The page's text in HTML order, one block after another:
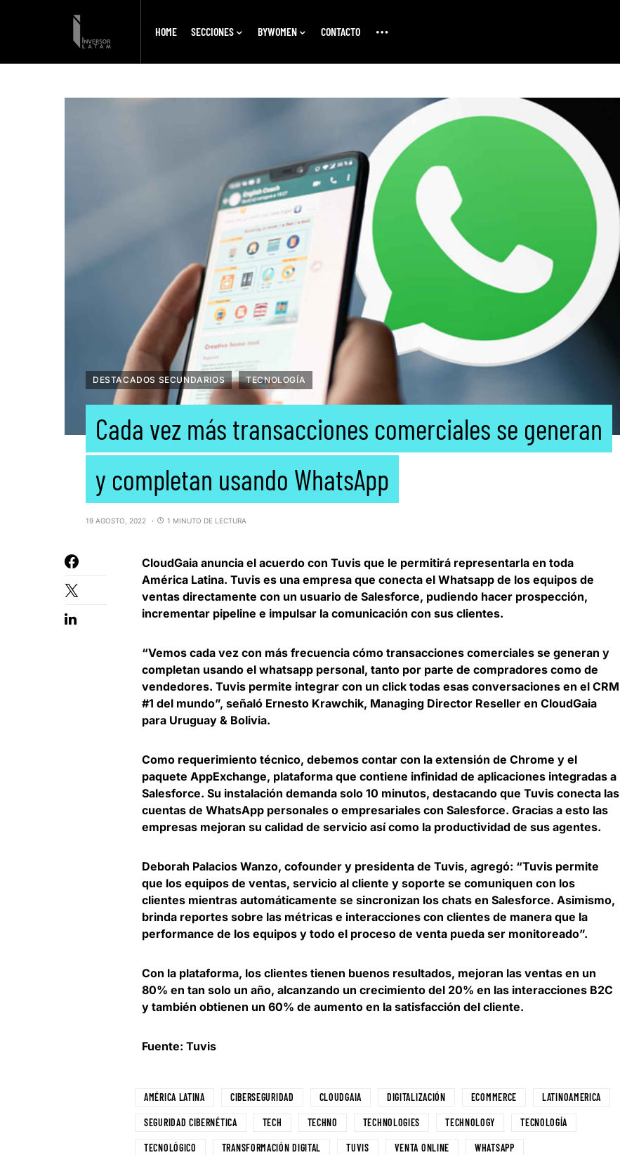
HOME SECCIONES BYWOMEN CONTACTO
DESTACADOS SECUNDARIOS TECNOLOGÍA
Cada vez más transacciones comerciales se generan
y completan usando WhatsApp
19 AGOSTO, 2022 1 MINUTO DE LECTURA
CloudGaia anuncia el acuerdo con Tuvis que le permitirá representarla en toda
América Latina. Tuvis es una empresa que conecta el Whatsapp de los equipos de
ventas directamente con un usuario de Salesforce, pudiendo hacer prospección,
incrementar pipeline e impulsar la comunicación con sus clientes.
“Vemos cada vez con más frecuencia cómo transacciones comerciales se generan y
completan usando el whatsapp personal, tanto por parte de compradores como de
vendedores. Tuvis permite integrar con un click todas esas conversaciones en el CRM
#1 del mundo”, señaló Ernesto Krawchik, Managing Director Reseller en CloudGaia
para Uruguay & Bolivia.
Como requerimiento técnico, debemos contar con la extensión de Chrome y el
paquete AppExchange, plataforma que contiene infinidad de aplicaciones integradas a
Salesforce. Su instalación demanda solo 10 minutos, destacando que Tuvis conecta las
cuentas de WhatsApp personales o empresariales con Salesforce. Gracias a esto las
empresas mejoran su calidad de servicio así como la productividad de sus agentes.
Deborah Palacios Wanzo, cofounder y presidenta de Tuvis, agregó: “Tuvis permite
que los equipos de ventas, servicio al cliente y soporte se comuniquen con los
clientes mientras automáticamente se sincronizan los chats en Salesforce. Asimismo,
brinda reportes sobre las métricas e interacciones con clientes de manera que la
performance de los equipos y todo el proceso de venta pueda ser monitoreado”.
Con la plataforma, los clientes tienen buenos resultados, mejoran las ventas en un
80% en tan solo un año, alcanzando un crecimiento del 20% en las interacciones B2C
y también obtienen un 60% de aumento en la satisfacción del cliente.
Fuente: Tuvis
AMÉRICA LATINA CIBERSEGURIDAD CLOUDGAIA DIGITALIZACIÓN ECOMMERCE LATINOAMERICA
SEGURIDAD CIBERNÉTICA TECH TECHNO TECHNOLOGIES TECHNOLOGY TECNOLOGÍA
TECNOLÓGICO TRANSFORMACIÓN DIGITAL TUVIS VENTA ONLINE WHATSAPP